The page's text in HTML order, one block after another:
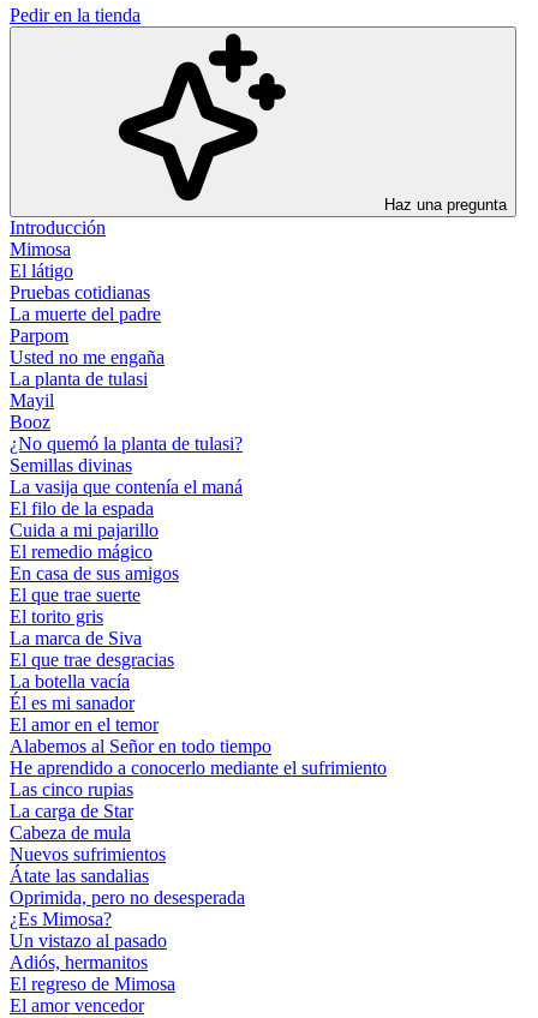
Pedir en la tienda
Haz una pregunta
Introducción
Mimosa
El látigo
Pruebas cotidianas
La muerte del padre
Parpom
Usted no me engaña
La planta de tulasi
Mayil
Booz
¿No quemó la planta de tulasi?
Semillas divinas
La vasija que contenía el maná
El filo de la espada
Cuida a mi pajarillo
El remedio mágico
En casa de sus amigos
El que trae suerte
El torito gris
La marca de Siva
El que trae desgracias
La botella vacía
Él es mi sanador
El amor en el temor
Alabemos al Señor en todo tiempo
He aprendido a conocerlo mediante el sufrimiento
Las cinco rupias
La carga de Star
Cabeza de mula
Nuevos sufrimientos
Átate las sandalias
Oprimida, pero no desesperada
¿Es Mimosa?
Un vistazo al pasado
Adiós, hermanitos
El regreso de Mimosa
El amor vencedor